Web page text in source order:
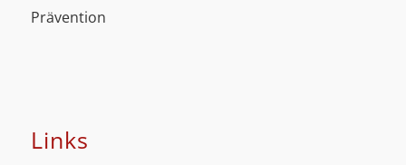
Prävention
Links